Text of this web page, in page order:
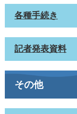
各種手続き
記者発表資料
その他